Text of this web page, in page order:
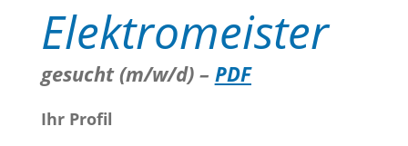
Elektromeister
gesucht (m/w/d) – PDF
Ihr Profil